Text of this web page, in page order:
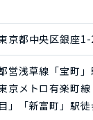
京都中央区銀座
営浅草線「宝町」
京メトロ有楽町
目」「新富町」駅